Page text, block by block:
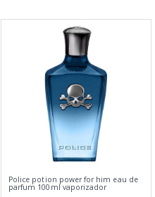
Police potion power for him eau de
parfum 100ml vaporizador